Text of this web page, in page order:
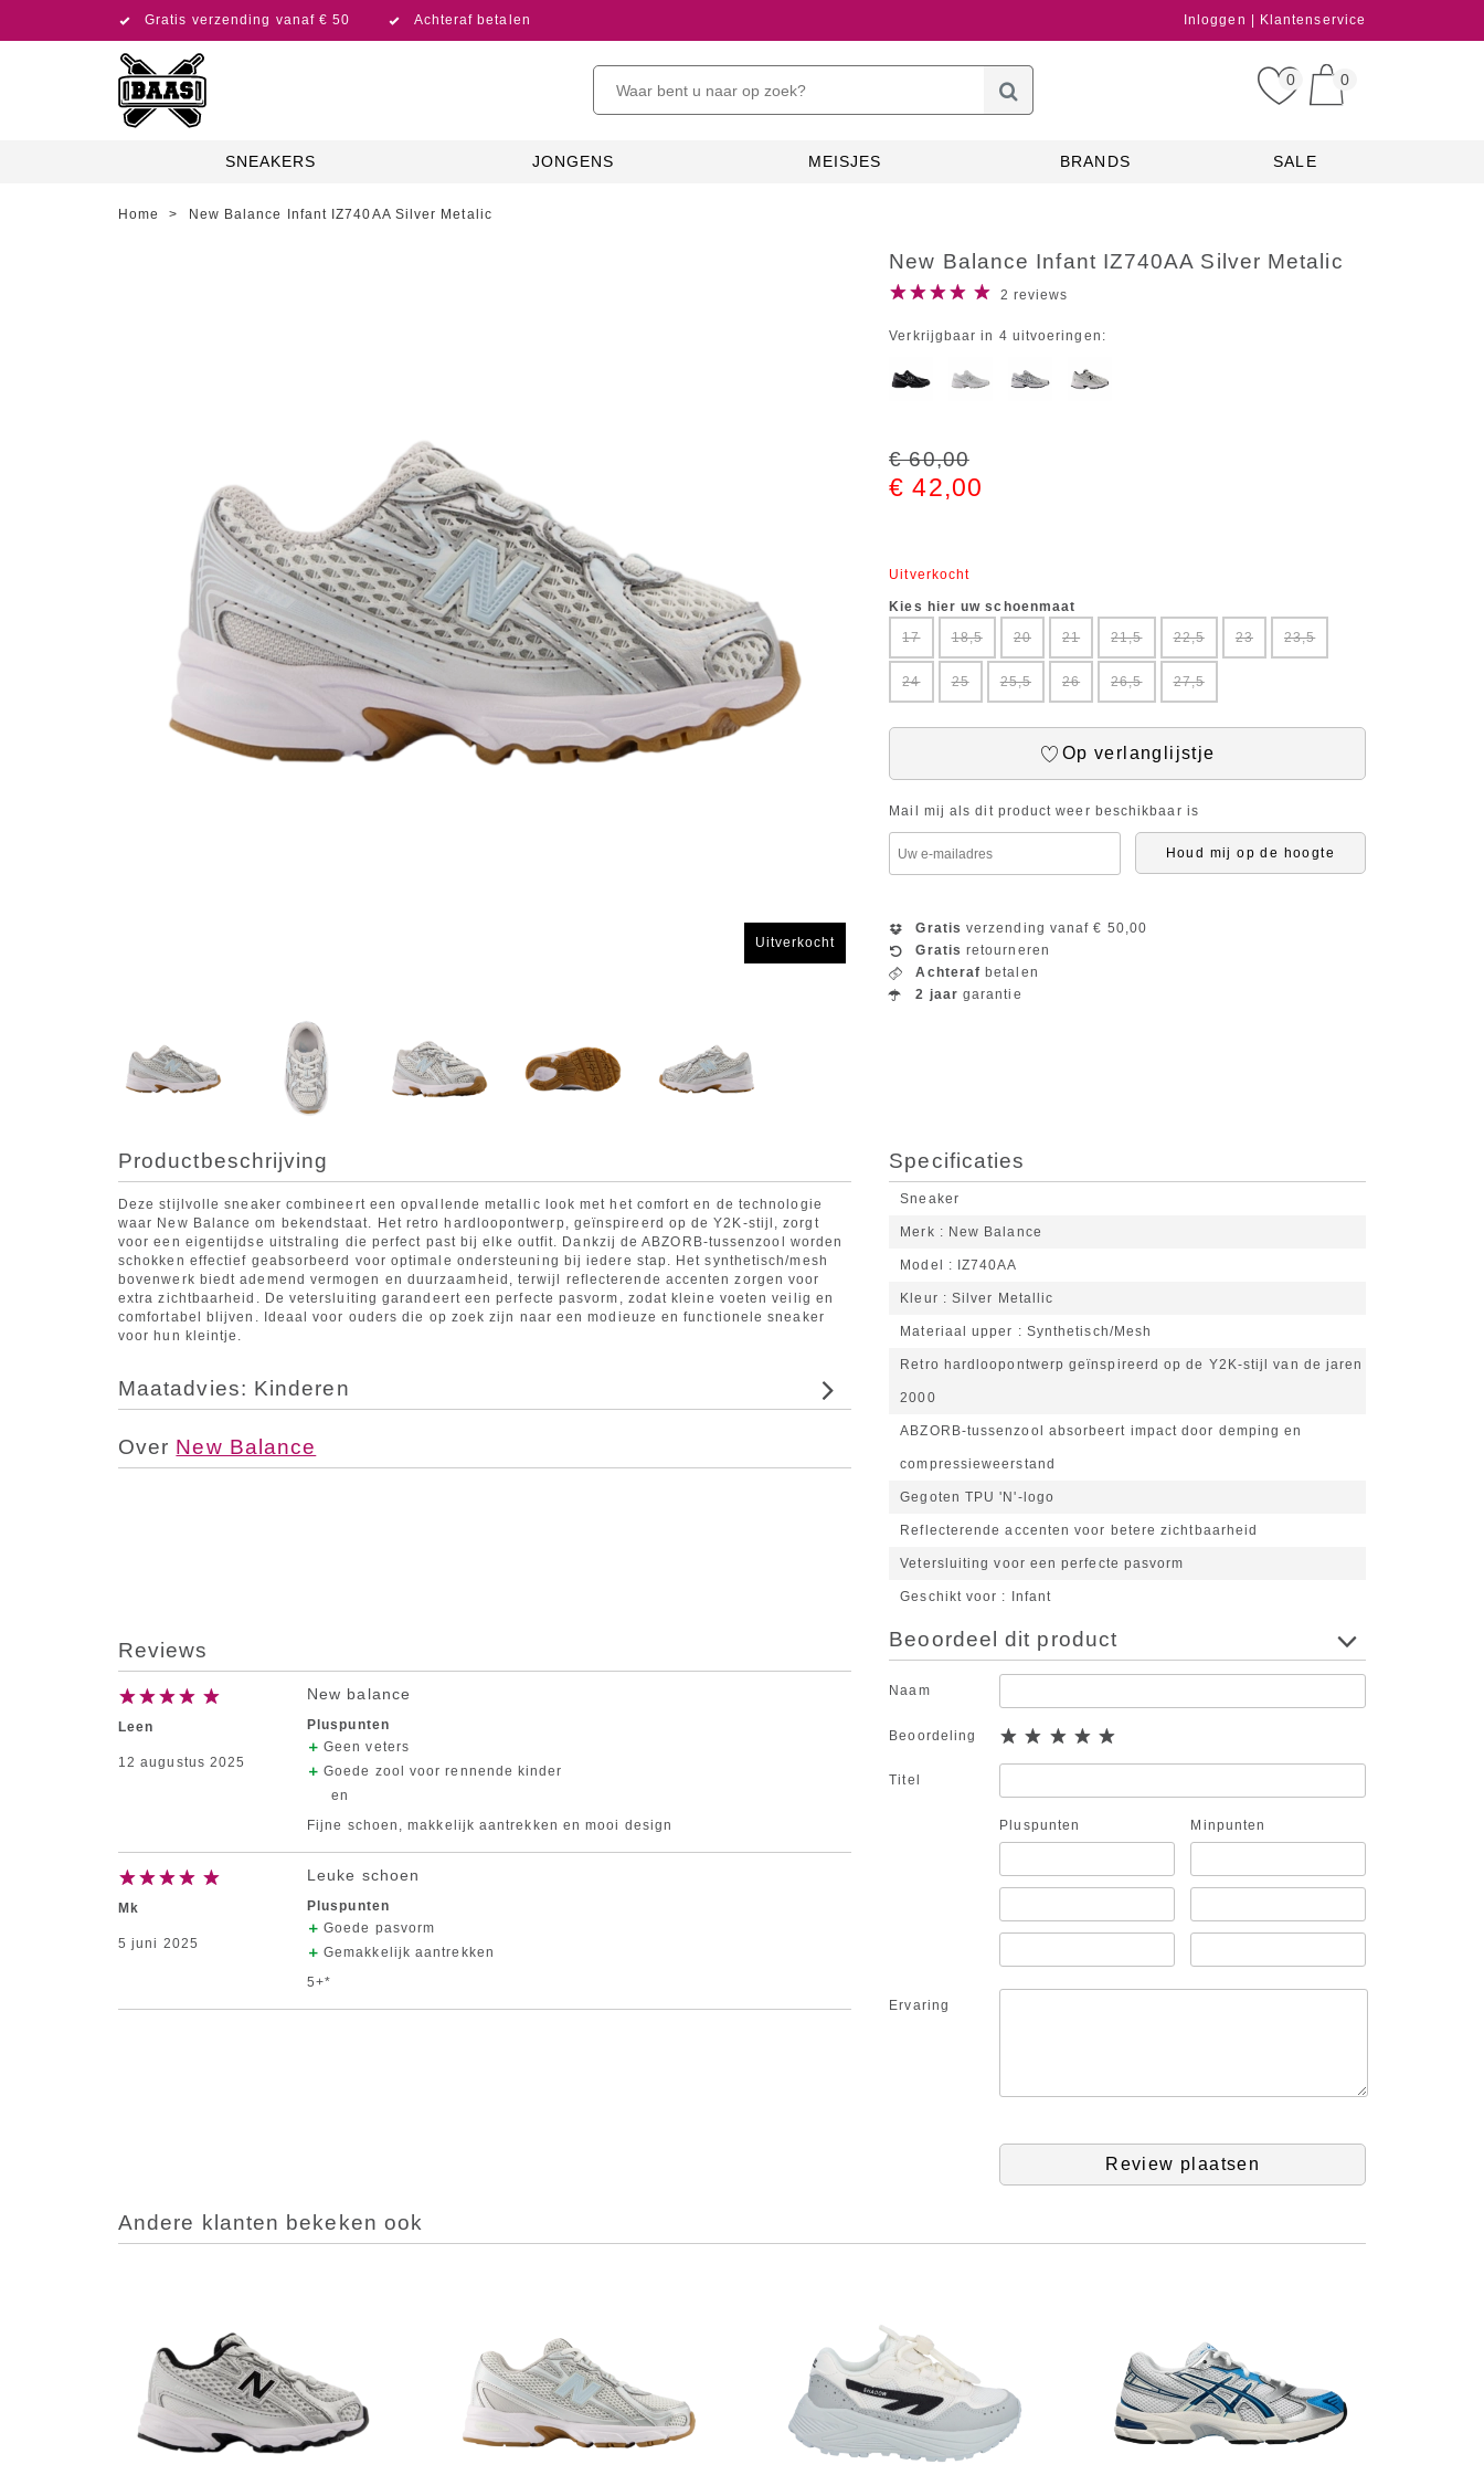
Gratis verzending vanaf € 50 Achteraf betalen Inloggen Klantenservice
0 0
SNEAKERS JONGENS MEISJES BRANDS SALE
Home > New Balance Infant IZ740AA Silver Metalic
Uitverkocht
New Balance Infant IZ740AA Silver Metalic
2 reviews
Verkrijgbaar in 4 uitvoeringen:
€ 60,00
€ 42,00
Uitverkocht
Kies hier uw schoenmaat
17
18,5 20 21 21,5 22,5 23 23,5
24 25 25,5 26 26,5 27,5
Op verlanglijstje
Mail mij als dit product weer beschikbaar is
Houd mij op de hoogte
Gratis verzending vanaf € 50,00
Gratis retourneren
Achteraf betalen
2 jaar garantie
Productbeschrijving
Deze stijlvolle sneaker combineert een opvallende metallic look met het comfort en de technologie
waar New Balance om bekendstaat. Het retro hardloopontwerp, geïnspireerd op de Y2K-stijl, zorgt
voor een eigentijdse uitstraling die perfect past bij elke outfit. Dankzij de ABZORB-tussenzool worden
schokken effectief geabsorbeerd voor optimale ondersteuning bij iedere stap. Het synthetisch/mesh
bovenwerk biedt ademend vermogen en duurzaamheid, terwijl reflecterende accenten zorgen voor
extra zichtbaarheid. De vetersluiting garandeert een perfecte pasvorm, zodat kleine voeten veilig en
comfortabel blijven. Ideaal voor ouders die op zoek zijn naar een modieuze en functionele sneaker
voor hun kleintje.
Maatadvies: Kinderen
Over New Balance
Specificaties
Sneaker
Merk New Balance
Model IZ740AA
Kleur Silver Metallic
Materiaal upper Synthetisch/Mesh
Retro hardloopontwerp geïnspireerd op de Y2K-stijl van de jaren
2000
ABZORB-tussenzool absorbeert impact door demping en
compressieweerstand
Gegoten TPU 'N'-logo
Reflecterende accenten voor betere zichtbaarheid
Vetersluiting voor een perfecte pasvorm
Geschikt voor Infant
Reviews
Leen
12 augustus 2025
New balance
Pluspunten
Geen veters
Goede zool voor rennende kinder
en
Fijne schoen, makkelijk aantrekken en mooi design
Mk
5 juni 2025
Leuke schoen
Pluspunten
Goede pasvorm
Gemakkelijk aantrekken
5+*
Beoordeel dit product
Naam
Beoordeling
Titel
Pluspunten Minpunten
Ervaring
Review plaatsen
Andere klanten bekeken ook